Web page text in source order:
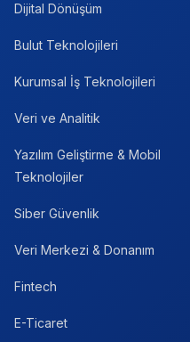
Dijital Dönüşüm
Bulut Teknolojileri
Kurumsal İş Teknolojileri
Veri ve Analitik
Yazılım Geliştirme & Mobil
Teknolojiler
Siber Güvenlik
Veri Merkezi & Donanım
Fintech
E-Ticaret